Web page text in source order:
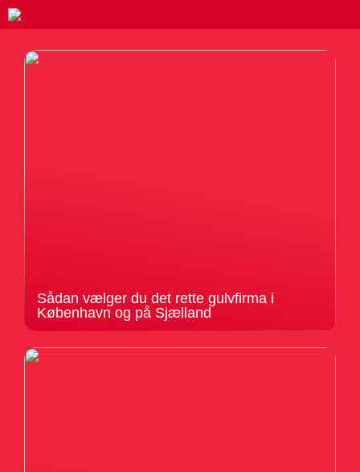
Sådan vælger du det rette gulvfirma i
København og på Sjælland